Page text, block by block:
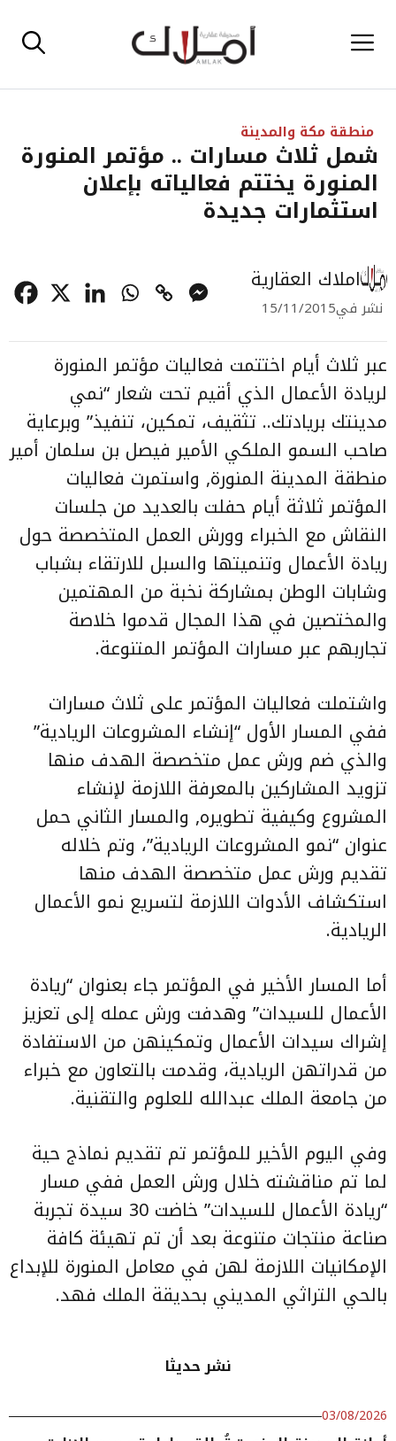
إلى القائمة
منطقة مكة والمدينة
شمل ثلاث مسارات .. مؤتمر المنورة
المنورة يختتم فعالياته بإعلان
استثمارات جديدة
املاك العقارية
نشر في15/11/2015
عبر ثلاث أيام اختتمت فعاليات مؤتمر المنورة
لريادة الأعمال الذي أقيم تحت شعار “نمي
مدينتك بريادتك.. تثقيف، تمكين، تنفيذ” وبرعاية
صاحب السمو الملكي الأمير فيصل بن سلمان أمير
منطقة المدينة المنورة, واستمرت فعاليات
المؤتمر ثلاثة أيام حفلت بالعديد من جلسات
النقاش مع الخبراء وورش العمل المتخصصة حول
ريادة الأعمال وتنميتها والسبل للارتقاء بشباب
وشابات الوطن بمشاركة نخبة من المهتمين
والمختصين في هذا المجال قدموا خلاصة
تجاربهم عبر مسارات المؤتمر المتنوعة.
واشتملت فعاليات المؤتمر على ثلاث مسارات
ففي المسار الأول “إنشاء المشروعات الريادية”
والذي ضم ورش عمل متخصصة الهدف منها
تزويد المشاركين بالمعرفة اللازمة لإنشاء
المشروع وكيفية تطويره, والمسار الثاني حمل
عنوان “نمو المشروعات الريادية”، وتم خلاله
تقديم ورش عمل متخصصة الهدف منها
استكشاف الأدوات اللازمة لتسريع نمو الأعمال
الريادية.
أما المسار الأخير في المؤتمر جاء بعنوان “ريادة
الأعمال للسيدات” وهدفت ورش عمله إلى تعزيز
إشراك سيدات الأعمال وتمكينهن من الاستفادة
من قدراتهن الريادية، وقدمت بالتعاون مع خبراء
من جامعة الملك عبدالله للعلوم والتقنية.
وفي اليوم الأخير للمؤتمر تم تقديم نماذج حية
لما تم مناقشته خلال ورش العمل ففي مسار
“ريادة الأعمال للسيدات” خاضت 30 سيدة تجربة
صناعة منتجات متنوعة بعد أن تم تهيئة كافة
الإمكانيات اللازمة لهن في معامل المنورة للإبداع
بالحي التراثي المديني بحديقة الملك فهد.
نشر حديثا
03/08/2026